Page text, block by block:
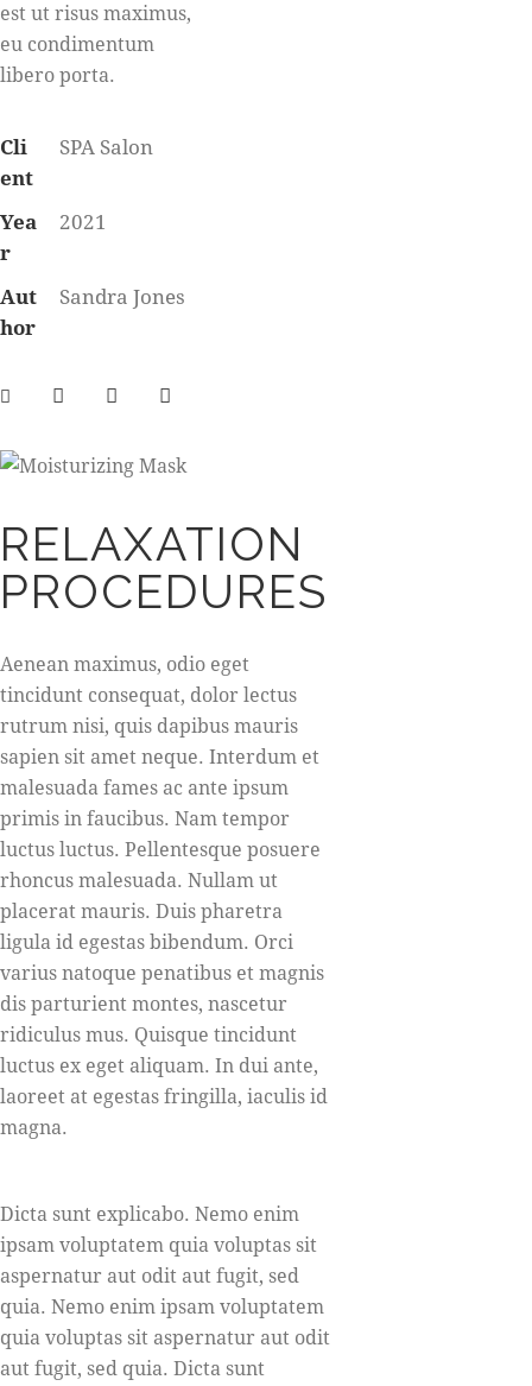
est ut risus maximus,
eu condimentum
libero porta.
Cli
ent
SPA Salon
Yea
r
2021
Aut
hor
Sandra Jones
RELAXATION
PROCEDURES
Aenean maximus, odio eget
tincidunt consequat, dolor lectus
rutrum nisi, quis dapibus mauris
sapien sit amet neque. Interdum et
malesuada fames ac ante ipsum
primis in faucibus. Nam tempor
luctus luctus. Pellentesque posuere
rhoncus malesuada. Nullam ut
placerat mauris. Duis pharetra
ligula id egestas bibendum. Orci
varius natoque penatibus et magnis
dis parturient montes, nascetur
ridiculus mus. Quisque tincidunt
luctus ex eget aliquam. In dui ante,
laoreet at egestas fringilla, iaculis id
magna.
Dicta sunt explicabo. Nemo enim
ipsam voluptatem quia voluptas sit
aspernatur aut odit aut fugit, sed
quia. Nemo enim ipsam voluptatem
quia voluptas sit aspernatur aut odit
aut fugit, sed quia. Dicta sunt